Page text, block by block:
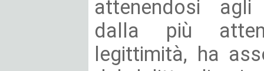
attenendosi agli
dalla più
legittimità, ha